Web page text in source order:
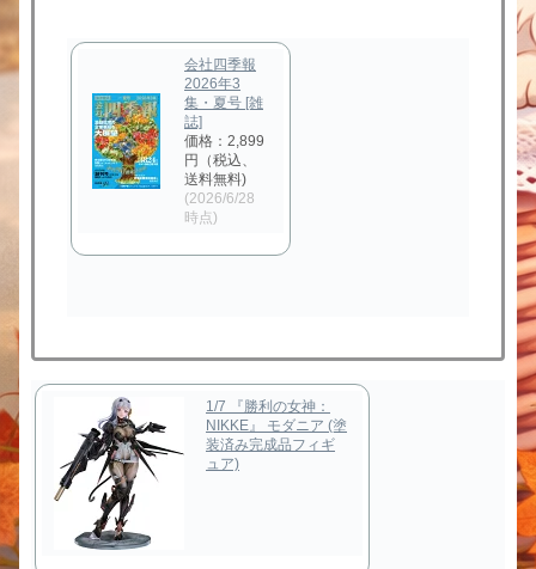
会社四季報
2026年3
集・夏号 [雑
誌]
価格：2,899
円（税込、
送料無料)
(2026/6/28
時点)
1/7 『勝利の女神：
NIKKE』 モダニア (塗
装済み完成品フィギ
ュア)